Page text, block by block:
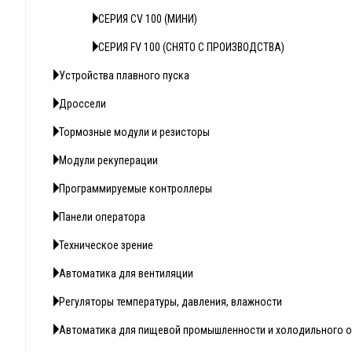
СЕРИЯ СV 100 (МИНИ)
СЕРИЯ FV 100 (СНЯТО С ПРОИЗВОДСТВА)
Устройства плавного пуска
Дроссели
Тормозные модули и резисторы
Модули рекуперации
Программируемые контроллеры
Панели оператора
Техническое зрение
Автоматика для вентиляции
Регуляторы температуры, давления, влажности
Автоматика для пищевой промышленности и холодильного